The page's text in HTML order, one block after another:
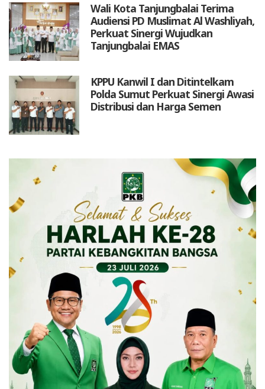
Wali Kota Tanjungbalai Terima
Audiensi PD Muslimat Al Washliyah,
Perkuat Sinergi Wujudkan
Tanjungbalai EMAS
KPPU Kanwil I dan Ditintelkam
Polda Sumut Perkuat Sinergi Awasi
Distribusi dan Harga Semen